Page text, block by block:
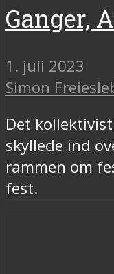
Ganger,
1. juli 2023
Simon
Det
skyllede ind
rammen om
fest.